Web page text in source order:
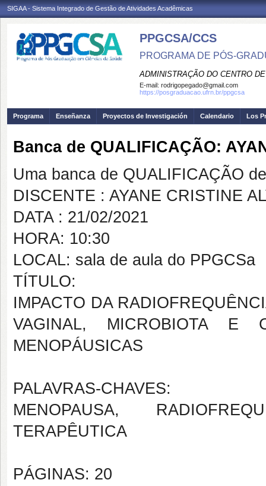
SIGAA - Sistema Integrado de Gestão de Atividades Acadêmicas
PPGCSA/CCS
PROGRAMA DE PÓS-
ADMINISTRAÇÃO DO CENTRO
E-mail: rodrigopegado@gmail.com
https://posgraduacao.ufrn.br/ppgcsa
Programa Enseñanza Proyectos de Investigación Calendario Los
Banca de QUALIFICAÇÃO:
Uma banca de QUALIFICAÇÃO
DISCENTE : AYANE CRISTINE
DATA : 21/02/2021
HORA: 10:30
LOCAL: sala de aula do PPGCSa
TÍTULO:
IMPACTO DA
VAGINAL, MICROBIOTA E
MENOPÁUSICAS
PALAVRAS-CHAVES:
MENOPAUSA,
TERAPÊUTICA
PÁGINAS: 20